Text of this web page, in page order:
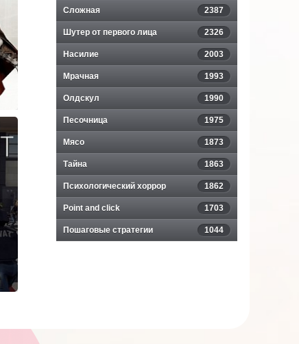
Сложная 2387
Шутер от первого лица 2326
Насилие 2003
Мрачная 1993
Олдскул 1990
Песочница 1975
Мясо 1873
Тайна 1863
Психологический хоррор 1862
Point and click 1703
Пошаговые стратегии 1044